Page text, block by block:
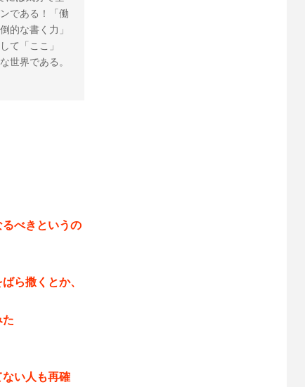
である！「働
的な書く力」
て「ここ」
世界である。
べきというの
ら撒くとか、
た
い人も再確